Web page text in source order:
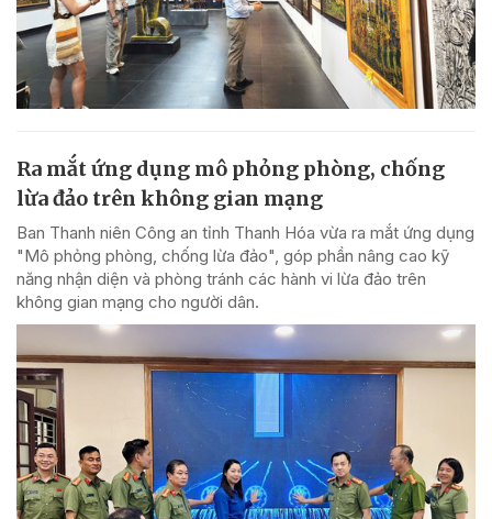
Ra mắt ứng dụng mô phỏng phòng, chống
lừa đảo trên không gian mạng
Ban Thanh niên Công an tỉnh Thanh Hóa vừa ra mắt ứng dụng
"Mô phỏng phòng, chống lừa đảo", góp phần nâng cao kỹ
năng nhận diện và phòng tránh các hành vi lừa đảo trên
không gian mạng cho người dân.